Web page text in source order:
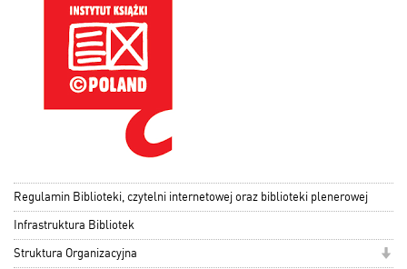
Regulamin Biblioteki, czytelni internetowej oraz biblioteki plenerowej
Infrastruktura Bibliotek
Struktura Organizacyjna